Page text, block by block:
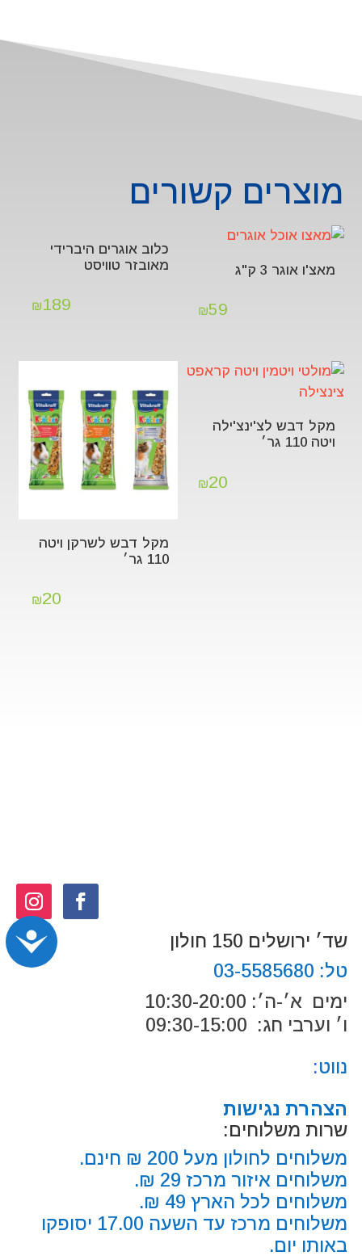
מוצרים קשורים
מאצ'ו אוגר 3 ק"ג
₪59
כלוב אוגרים היברידי
מאובזר טוויסט
₪189
מקל דבש לצ'ינצ'ילה
ויטה 110 גר׳
₪20
מקל דבש לשרקן ויטה
110 גר׳
₪20
שד׳ ירושלים 150 חולון
טל: 03-5585680
ימים א׳-ה׳: 10:30-20:00
ו׳ וערבי חג: 09:30-15:00
נווט:
הצהרת נגישות
שרות משלוחים:
משלוחים לחולון מעל 200 ₪ חינם.
משלוחים איזור מרכז 29 ₪.
משלוחים לכל הארץ 49 ₪.
משלוחים מרכז עד השעה 17.00 יסופקו
באותו יום.